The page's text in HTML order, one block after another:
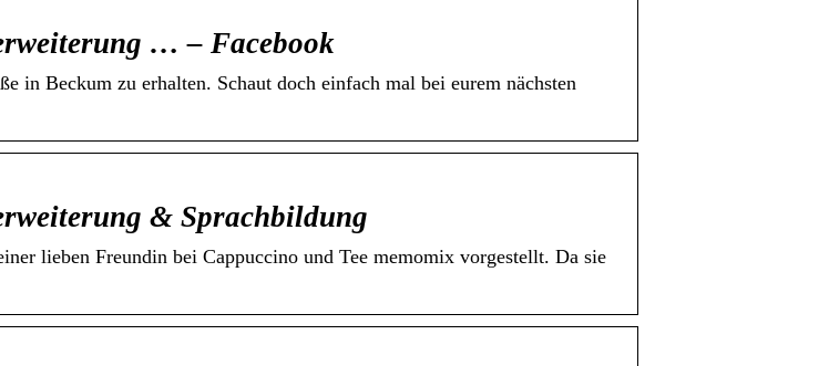
… – Facebook
in Beckum zu erhalten. Schaut doch einfach mal bei eurem nächsten
& Sprachbildung
lieben Freundin bei Cappuccino und Tee memomix vorgestellt. Da sie